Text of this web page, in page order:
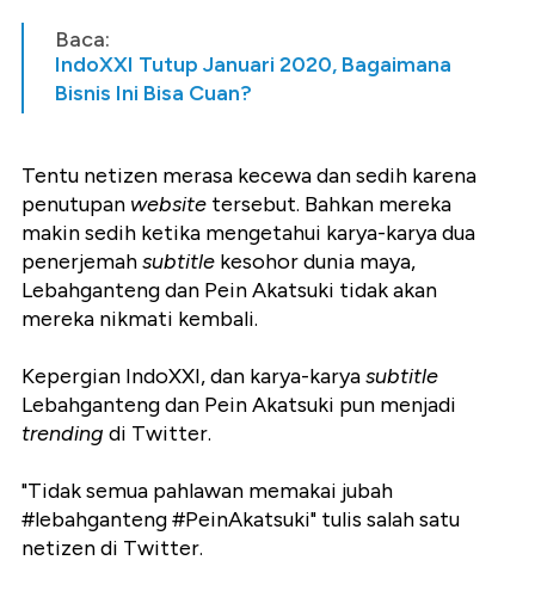
Baca:
IndoXXI Tutup Januari 2020, Bagaimana
Bisnis Ini Bisa Cuan?
Tentu netizen merasa kecewa dan sedih karena
penutupan website tersebut. Bahkan mereka
makin sedih ketika mengetahui karya-karya dua
penerjemahsubtitle kesohor dunia maya,
Lebahganteng dan Pein Akatsuki tidak akan
mereka nikmati kembali.
Kepergian IndoXXI, dan karya-karyasubtitle
Lebahganteng dan Pein Akatsuki pun menjadi
trending di Twitter.
"Tidak semua pahlawan memakai jubah
#lebahganteng #PeinAkatsuki" tulis salah satu
netizen di Twitter.